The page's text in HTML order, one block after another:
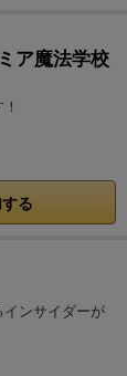
ア魔法学校
る
ンサイダーが